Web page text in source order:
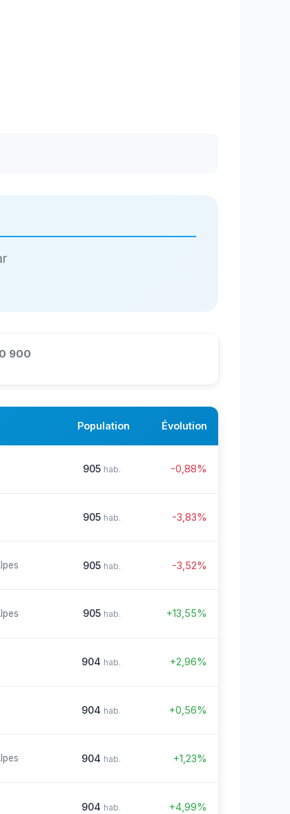
900
Population Évolution
905 hab. -0,88%
905 hab. -3,83%
905 hab. -3,52%
905 hab. +13,55%
904 hab. +2,96%
904 hab. +0,56%
904 hab. +1,23%
904 hab. +4,99%